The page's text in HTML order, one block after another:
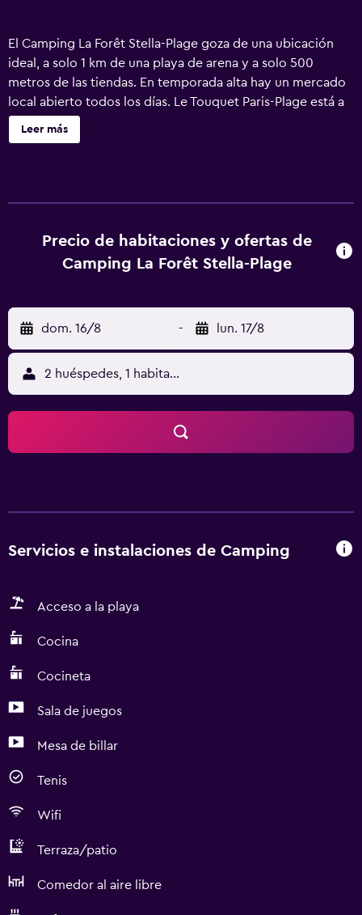
El Camping La Forêt Stella-Plage goza de una ubicación
ideal, a solo 1 km de una playa de arena y a solo 500
metros de las tiendas. En temporada alta hay un mercado
local abierto todos los días. Le Touquet Paris-Plage está a
solo 7 km. TV, baño y terraza con sillas de jardín. La zona
de cocina está equipada con microondas. Cada parcela
el camping, por un suplemento. Hay servicio de panadería
y una selección de productos regionales. Los huéspedes
Foret hay una sauna y pistas de squash y tenis.
Leer más
Precio de habitaciones y ofertas de
Camping La Forêt Stella-Plage
dom. 16/8 - lun. 17/8
2 huéspedes, 1 habitación
Servicios e instalaciones de Camping
Acceso a la playa
Cocina
Cocineta
Sala de juegos
Mesa de billar
Tenis
Wifi
Terraza/patio
Comedor al aire libre